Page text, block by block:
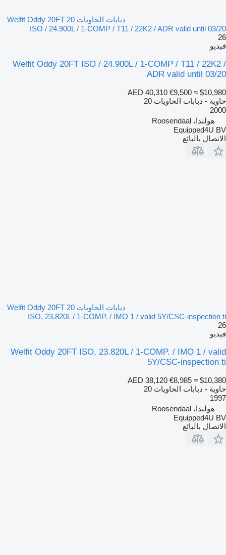
دبابات الحاويات 20 Welfit Oddy 20FT
ISO / 24.900L / 1-COMP / T11 / 22K2 / ADR valid until 03/20
26
فيديو
Welfit Oddy 20FT ISO / 24.900L / 1-COMP / T11 / 22K2 /
ADR valid until 03/20
AED 40,310 €9,500 ≈ $10,980
حاوية - دبابات الحاويات 20
2000
هولندا، Roosendaal
Equipped4U BV
الاتصال بالبائع
دبابات الحاويات 20 Welfit Oddy 20FT
ISO, 23.820L / 1-COMP. / IMO 1 / valid 5Y/CSC-inspection ti
26
فيديو
Welfit Oddy 20FT ISO, 23.820L / 1-COMP. / IMO 1 / valid
5Y/CSC-inspection ti
AED 38,120 €8,985 ≈ $10,380
حاوية - دبابات الحاويات 20
1997
هولندا، Roosendaal
Equipped4U BV
الاتصال بالبائع